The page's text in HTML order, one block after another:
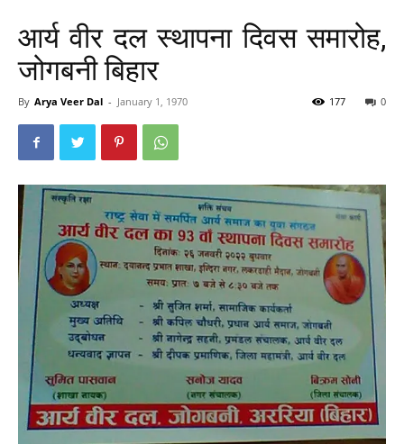
आर्य वीर दल स्थापना दिवस समारोह,
जोगबनी बिहार
By Arya Veer Dal - January 1, 1970 0
177